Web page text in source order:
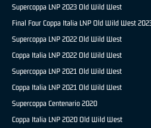
Supercoppa LNP 2023 Old Wild West
Final Four Coppa Italia LNP Old Wild West
Supercoppa LNP 2022 Old Wild West
Coppa Italia LNP 2022 Old Wild West
Supercoppa LNP 2021 Old Wild West
Coppa Italia LNP 2021 Old Wild West
Supercoppa Centenario 2020
Coppa Italia LNP 2020 Old Wild West